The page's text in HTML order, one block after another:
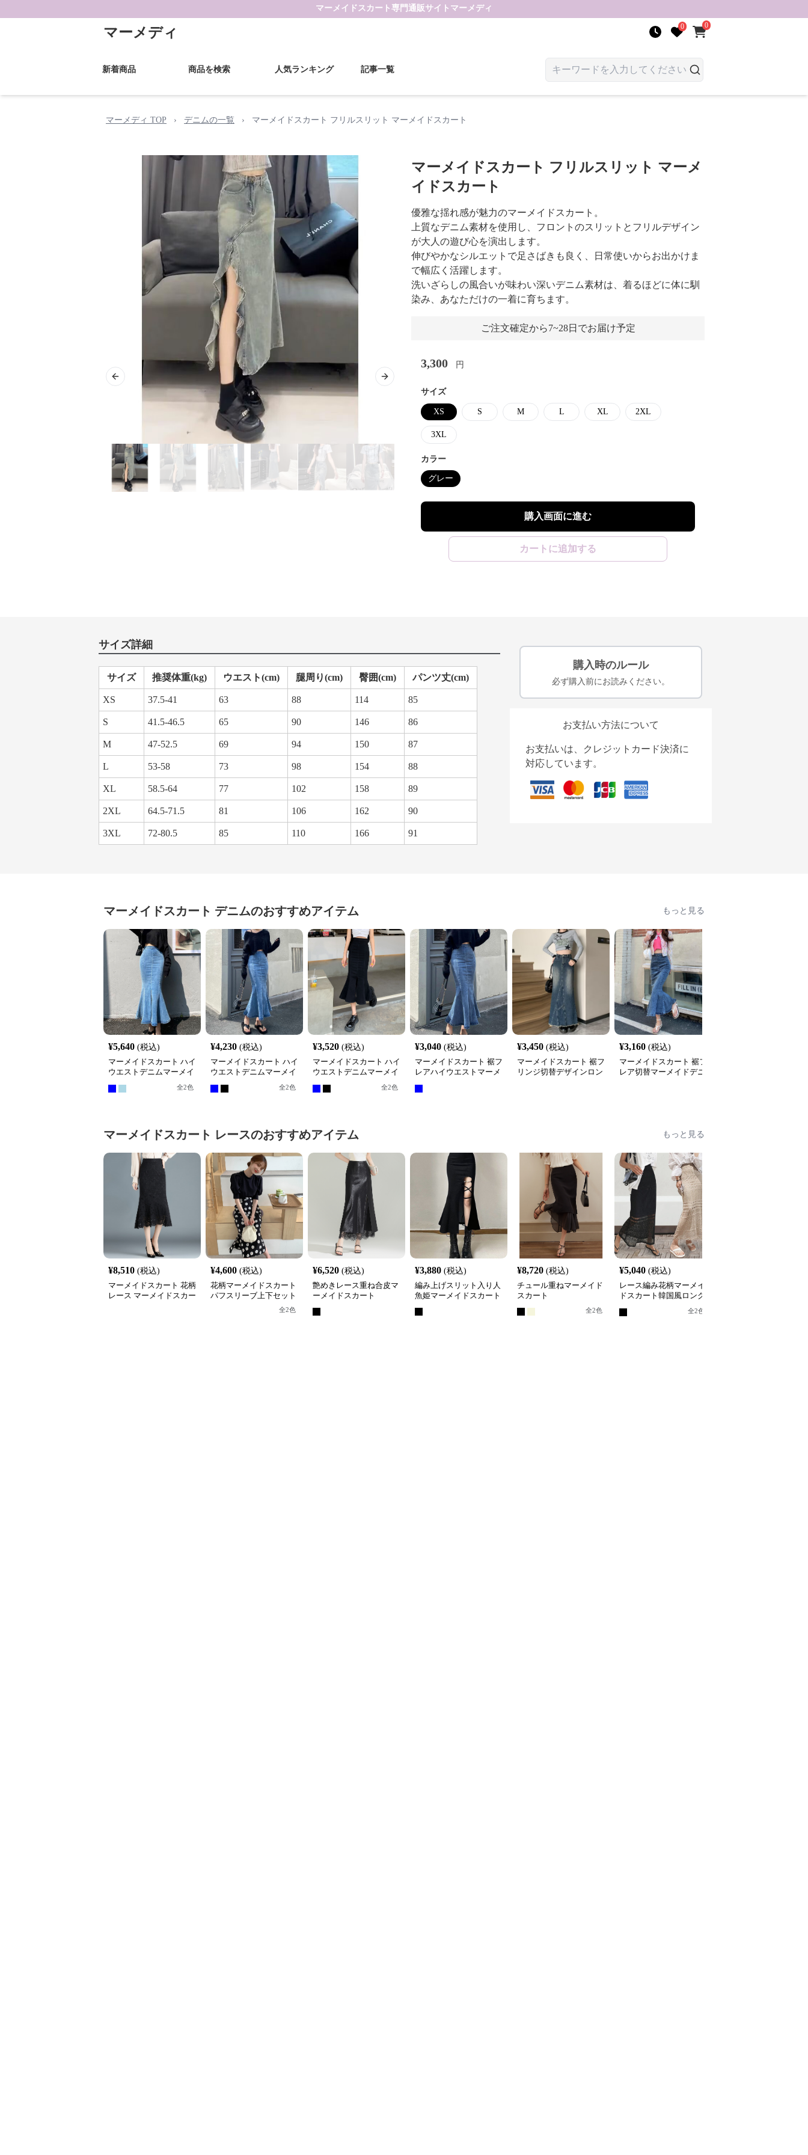
マーメイドスカート 専門通販サイト マーメディ
マーメディ 0 0
新着商品 商品を検索 人気ランキング 記事一覧
マーメディ TOP › デニムの一覧 › マーメイドスカート フリルスリット マーメイドスカート
Previous slide Next slide
マーメイドスカート フリルスリット マーメ
イドスカート
優雅な揺れ感が魅力のマーメイドスカート。
上質なデニム素材を使用し、フロントのスリットとフリルデザイン
が大人の遊び心を演出します。
伸びやかなシルエットで足さばきも良く、日常使いからお出かけま
で幅広く活躍します。
洗いざらしの風合いが味わい深いデニム素材は、着るほどに体に馴
染み、あなただけの一着に育ちます。
ご注文確定から7~28日でお届け予定
3,300 円
サイズ
XS S M L XL 2XL
3XL
カラー
グレー
購入画面に進む
カートに追加する
サイズ詳細
サイズ 推奨体重(kg) ウエスト(cm) 腿周り(cm) 臀囲(cm) パンツ丈(cm)
XS 37.5-41 63 88 114 85
S 41.5-46.5 65 90 146 86
M 47-52.5 69 94 150 87
L 53-58 73 98 154 88
XL 58.5-64 77 102 158 89
2XL 64.5-71.5 81 106 162 90
3XL 72-80.5 85 110 166 91
購入時のルール
必ず購入前にお読みください。
お支払い方法について
お支払いは、クレジットカード決済に
対応しています。
マーメイドスカート デニムのおすすめアイテム もっと見る
¥5,640 (税込)
マーメイドスカート ハイ
ウエストデニムマーメイ
全2色
¥4,230 (税込)
マーメイドスカート ハイ
ウエストデニムマーメイ
全2色
¥3,520 (税込)
マーメイドスカート ハイ
ウエストデニムマーメイ
全2色
¥3,040 (税込)
マーメイドスカート 裾フ
レアハイウエストマーメ
ト
¥3,450 (税込)
マーメイドスカート 裾フ
リンジ切替デザインロン
¥3,160 (税込)
マーメイドスカート 裾フ
レア切替マーメイドデニ
マーメイドスカート レースのおすすめアイテム もっと見る
¥8,510 (税込)
マーメイドスカート 花柄
レース マーメイドスカー
¥4,600 (税込)
花柄マーメイドスカート
パフスリーブ上下セット
全2色
¥6,520 (税込)
艶めきレース重ね合皮マ
ーメイドスカート
¥3,880 (税込)
編み上げスリット入り人
魚姫マーメイドスカート
¥8,720 (税込)
チュール重ねマーメイド
スカート
全2色
¥5,040 (税込)
レース編み花柄マーメイ
ドスカート韓国風ロング
全2色